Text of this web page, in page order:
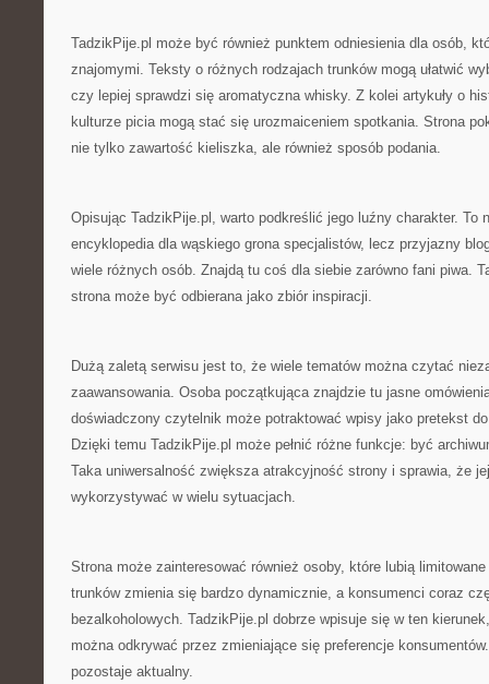
TadzikPije.pl może być również punktem odniesienia dla osób,
znajomymi. Teksty o różnych rodzajach trunków mogą ułatwić
czy lepiej sprawdzi się aromatyczna whisky. Z kolei artykuły o
kulturze picia mogą stać się urozmaiceniem spotkania. Strona
nie tylko zawartość kieliszka, ale również sposób podania.
Opisując TadzikPije.pl, warto podkreślić jego luźny charakter. To
encyklopedia dla wąskiego grona specjalistów, lecz przyjazny
wiele różnych osób. Znajdą tu coś dla siebie zarówno fani piwa.
strona może być odbierana jako zbiór inspiracji.
Dużą zaletą serwisu jest to, że wiele tematów można czytać
zaawansowania. Osoba początkująca znajdzie tu jasne
doświadczony czytelnik może potraktować wpisy jako pretekst
Dzięki temu TadzikPije.pl może pełnić różne funkcje: być
Taka uniwersalność zwiększa atrakcyjność strony i sprawia, że
wykorzystywać w wielu sytuacjach.
Strona może zainteresować również osoby, które lubią
trunków zmienia się bardzo dynamicznie, a konsumenci coraz
bezalkoholowych. TadzikPije.pl dobrze wpisuje się w ten
można odkrywać przez zmieniające się preferencje
pozostaje aktualny.